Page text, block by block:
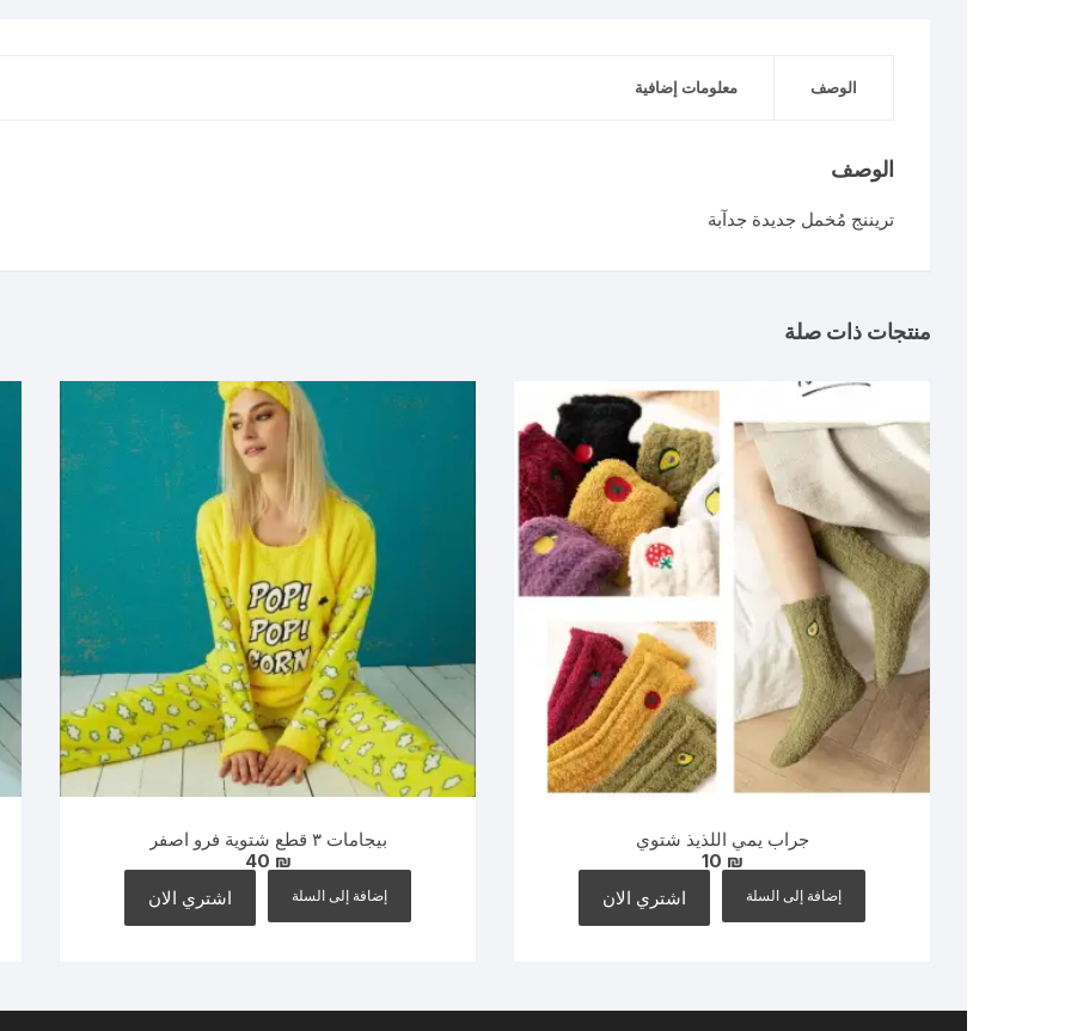
الوصف معلومات إضافية
الوصف
تريننج مُخمل جديدة جدآبة
منتجات ذات صلة
جراب يمي اللذيذ شتوي
10 ₪
إضافة إلى السلة اشتري الان
بيجامات ٣ قطع شتوية فرو اصفر
40 ₪
إضافة إلى السلة اشتري الان